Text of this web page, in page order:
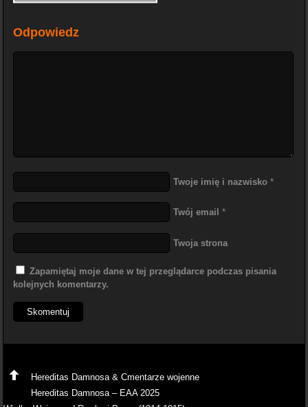
Odpowiedz
Twoje imię i nazwisko *
Twój email *
Twoja strona
Zapamiętaj moje dane w tej przeglądarce podczas pisania
kolejnych komentarzy.
Hereditas Damnosa & Cmentarze wojenne
Hereditas Damnosa – EAA 2025